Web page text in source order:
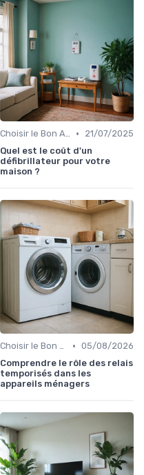
Choisir le Bon Appareil •
21/07/2025
Quel est le coût d'un
défibrillateur pour votre
maison ?
Choisir le Bon Appareil • 05/08/2026
Comprendre le rôle des relais
temporisés dans les
appareils ménagers